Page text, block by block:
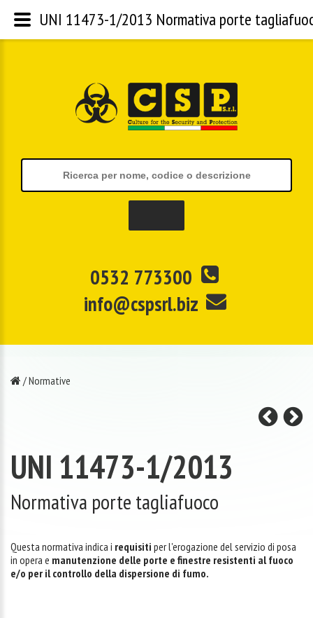
0532 773300
info@cspsrl.biz
/Normative
UNI 11473-1/2013
Normativa porte tagliafuoco
Questa normativa indica i requisiti per l'erogazione del servizio di posa
in opera e manutenzione delle porte e finestre resistenti al fuoco
e/o per il controllo della dispersione di fumo.
UNI 11473-1/2013 Normativa porte